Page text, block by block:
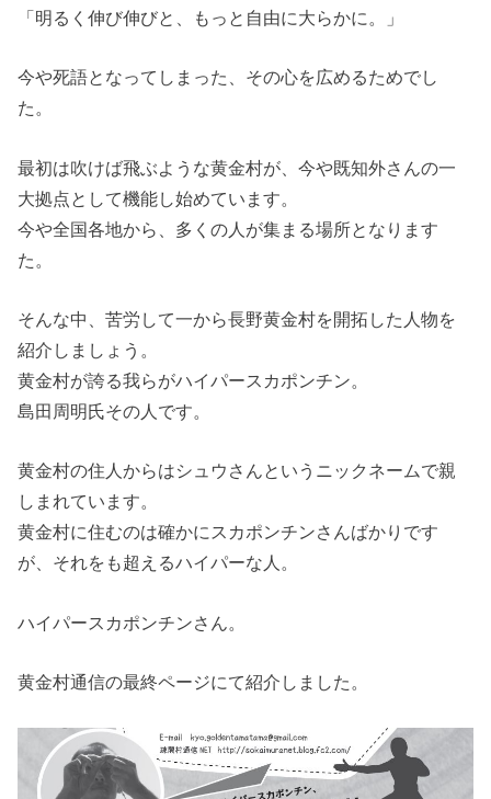
「明るく伸び伸びと、もっと自由に大らかに。」
今や死語となってしまった、その心を広めるためでし
た。
最初は吹けば飛ぶような黄金村が、今や既知外さんの一
大拠点として機能し始めています。
今や全国各地から、多くの人が集まる場所となります
た。
そんな中、苦労して一から長野黄金村を開拓した人物を
紹介しましょう。
黄金村が誇る我らがハイパースカポンチン。
島田周明氏その人です。
黄金村の住人からはシュウさんというニックネームで親
しまれています。
黄金村に住むのは確かにスカポンチンさんばかりです
が、それをも超えるハイパーな人。
ハイパースカポンチンさん。
黄金村通信の最終ページにて紹介しました。